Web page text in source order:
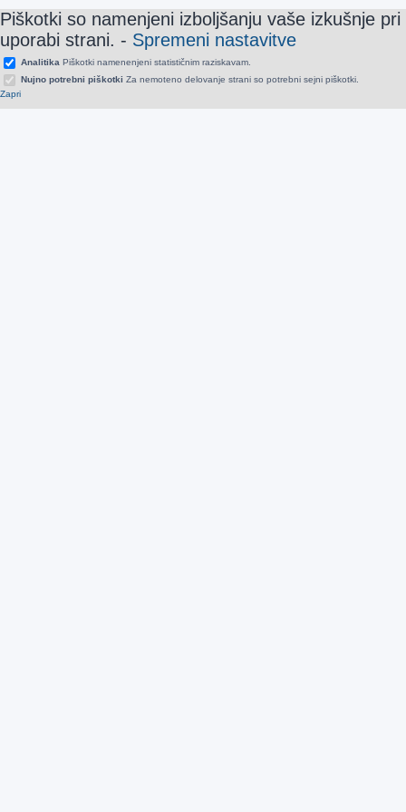
Piškotki so namenjeni izboljšanju vaše izkušnje pri
uporabi strani. - Spremeni nastavitve
Analitika Piškotki namenenjeni statističnim raziskavam.
Nujno potrebni piškotki Za nemoteno delovanje strani so potrebni sejni piškotki.
Zapri